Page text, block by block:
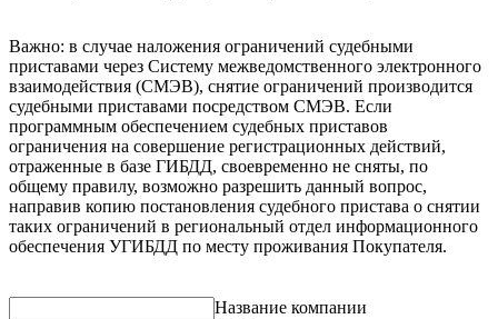
Важно: в случае наложения ограничений судебными
приставами через Систему межведомственного электронного
взаимодействия (СМЭВ), снятие ограничений производится
судебными приставами посредством СМЭВ. Если
программным обеспечением судебных приставов
ограничения на совершение регистрационных действий,
отраженные в базе ГИБДД, своевременно не сняты, по
общему правилу, возможно разрешить данный вопрос,
направив копию постановления судебного пристава о снятии
таких ограничений в региональный отдел информационного
обеспечения УГИБДД по месту проживания Покупателя.
Название компании